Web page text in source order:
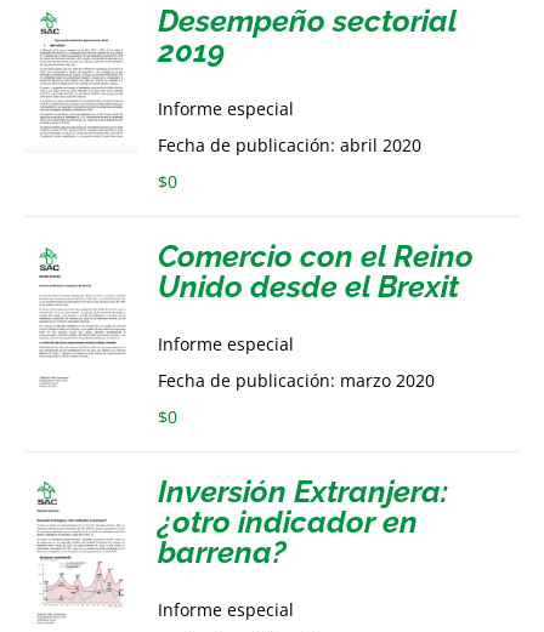
Desempeño sectorial
2019
Informe especial
Fecha de publicación: abril 2020
$0
Comercio con el Reino
Unido desde el Brexit
Informe especial
Fecha de publicación: marzo 2020
$0
Inversión Extranjera:
¿otro indicador en
barrena?
Informe especial